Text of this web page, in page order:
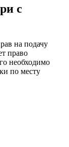
с
на подачу
право
необходимо
по месту